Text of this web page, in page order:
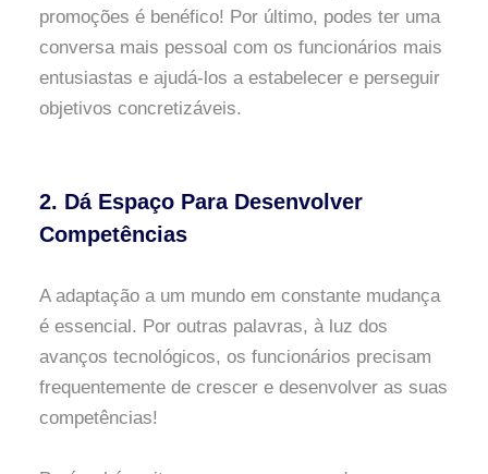
promoções é benéfico! Por último, podes ter uma
conversa mais pessoal com os funcionários mais
entusiastas e ajudá-los a estabelecer e perseguir
objetivos concretizáveis.
2. Dá Espaço Para Desenvolver
Competências
A adaptação a um mundo em constante mudança
é essencial. Por outras palavras, à luz dos
avanços tecnológicos, os funcionários precisam
frequentemente de crescer e desenvolver as suas
competências!